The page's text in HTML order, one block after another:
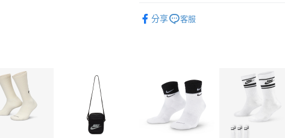
台新國際商業銀行
【關於「AFTEE先享後付」】
３．安心：先確認商品／服務後，再付款。
【「AFTEE先享後付」結帳流程】
１．於結帳方式選擇「AFTEE先享後付」
付」結帳頁面，進行簡訊認證並確認金額後
２．訂單成立數日內，您將收到繳費通知簡
每筆NT$100，滿NT$1,500(含以上)免
每筆NT$100，滿NT$1,500(含以上)免
限時降價專區⬇
促銷活動 PUMA指定商品｜1件5折 2
分享 客服